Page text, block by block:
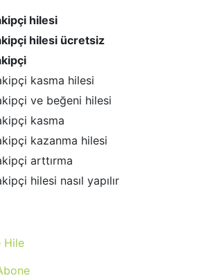
hilesi
hilesi ücretsiz
kasma hilesi
ve beğeni hilesi
kasma
kazanma hilesi
arttırma
hilesi nasıl yapılır
Hile